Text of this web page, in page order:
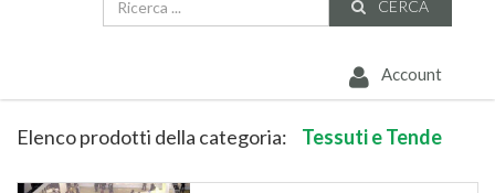
CERCA
Account
Elenco prodotti della categoria: Tessuti e Tende